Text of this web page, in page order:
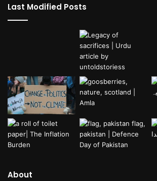
Last Modified Posts
About